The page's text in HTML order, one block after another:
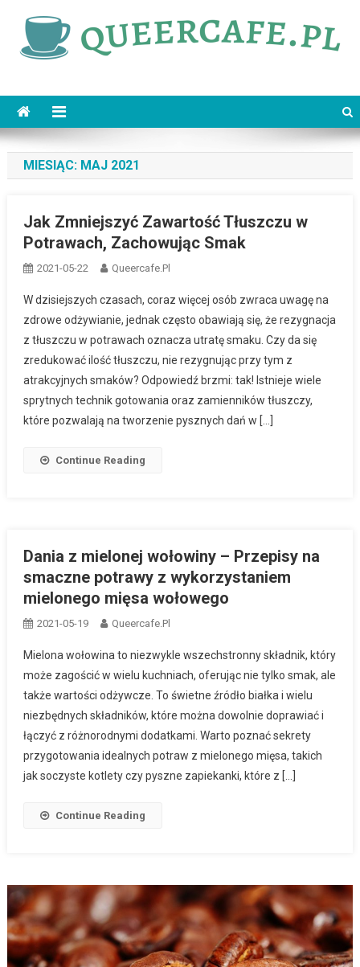
content
MIESIĄC: MAJ 2021
Jak Zmniejszyć Zawartość Tłuszczu w
Potrawach, Zachowując Smak
2021-05-22 Queercafe.pl
W dzisiejszych czasach, coraz więcej osób zwraca uwagę na
zdrowe odżywianie, jednak często obawiają się, że rezygnacja
z tłuszczu w potrawach oznacza utratę smaku. Czy da się
zredukować ilość tłuszczu, nie rezygnując przy tym z
atrakcyjnych smaków? Odpowiedź brzmi: tak! Istnieje wiele
sprytnych technik gotowania oraz zamienników tłuszczy,
które pozwalają na tworzenie pysznych dań w […]
Continue Reading
Dania z mielonej wołowiny – Przepisy na
smaczne potrawy z wykorzystaniem
mielonego mięsa wołowego
2021-05-19 Queercafe.pl
Mielona wołowina to niezwykle wszechstronny składnik, który
może zagościć w wielu kuchniach, oferując nie tylko smak, ale
także wartości odżywcze. To świetne źródło białka i wielu
niezbędnych składników, które można dowolnie doprawiać i
łączyć z różnorodnymi dodatkami. Warto poznać sekrety
przygotowania idealnych potraw z mielonego mięsa, takich
jak soczyste kotlety czy pyszne zapiekanki, które z […]
Continue Reading